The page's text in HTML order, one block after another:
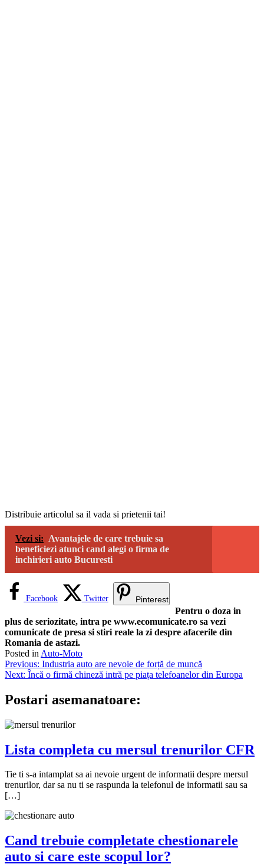
Distribuie articolul sa il vada si prietenii tai!
Vezi si: Avantajele de care trebuie sa
beneficiezi atunci cand alegi o firma de
inchirieri auto Bucuresti
Facebook Twitter Pinterest
Pentru o doza in
plus de seriozitate, intra pe www.ecomunicate.ro sa vezi
comunicate de presa si stiri reale la zi despre afacerile din
Romania de astazi.
Posted in Auto-Moto
Navigare
în
articole
Previous: Industria auto are nevoie de forță de muncă
Next: Încă o firmă chineză intră pe piața telefoanelor din Europa
Postari asemanatoare:
Lista completa cu mersul trenurilor CFR
Tie ti s-a intamplat sa ai nevoie urgent de informatii despre mersul
trenurilor, dar sa nu ti se raspunda la telefonul de informatii sau sa
[…]
Cand trebuie completate chestionarele
auto si care este scopul lor?